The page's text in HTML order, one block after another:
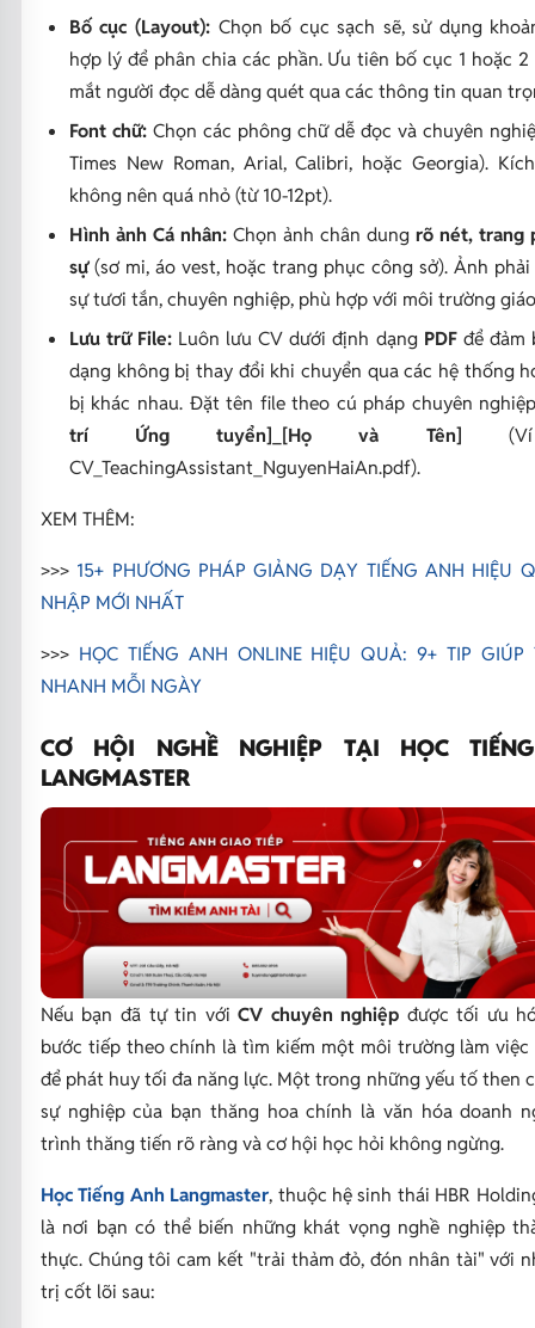
Bố cục (Layout): Chọn bố cục sạch sẽ, sử dụng
hợp lý để phân chia các phần. Ưu tiên bố cục 1 hoặc
mắt người đọc dễ dàng quét qua các thông tin quan
Font chữ:Chọn các phông chữ dễ đọc và chuyên
Times New Roman, Arial, Calibri, hoặc Georgia).
không nên quá nhỏ (từ 10-12pt).
Hình ảnh Cá nhân:Chọn ảnh chân dung rõ nét, trang
sự(sơ mi, áo vest, hoặc trang phục công sở). Ảnh
sự tươi tắn, chuyên nghiệp, phù hợp với môi trường
Lưu trữ File: Luôn lưu CV dưới định dạng PDFđể đảm
dạng không bị thay đổi khi chuyển qua các hệ thống
bị khác nhau. Đặt tên file theo cú pháp chuyên
trí Ứng tuyển]_[Họ và Tên] (Ví
CV_TeachingAssistant_NguyenHaiAn.pdf).
XEM THÊM:
>>> 15+ PHƯƠNG PHÁP GIẢNG DẠY TIẾNG ANH HIỆU
NHẬP MỚI NHẤT
>>> HỌC TIẾNG ANH ONLINE HIỆU QUẢ: 9+ TIP GIÚP
NHANH MỖI NGÀY
CƠ HỘI NGHỀ NGHIỆP TẠI HỌC
LANGMASTER
Nếu bạn đã tự tin vớiCV chuyên nghiệp được tối ưu
bước tiếp theo chính là tìm kiếm một môi trường làm
để phát huy tối đa năng lực. Một trong những yếu tố then
sự nghiệp của bạn thăng hoa chính là văn hóa doanh
trình thăng tiến rõ ràng và cơ hội học hỏi không ngừng.
Học Tiếng Anh Langmaster, thuộc hệ sinh thái HBR
là nơi bạn có thể biến những khát vọng nghề nghiệp
thực. Chúng tôi cam kết "trải thảm đỏ, đón nhân tài" với
trị cốt lõi sau: